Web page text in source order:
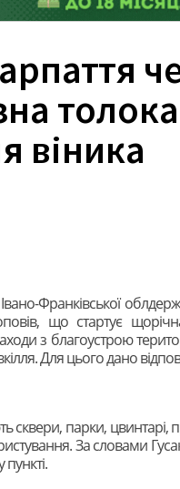
віника
Франківської
що стартує
з благоустрою
Для цього дано
сквери, парки, цвинтарі,
За словами